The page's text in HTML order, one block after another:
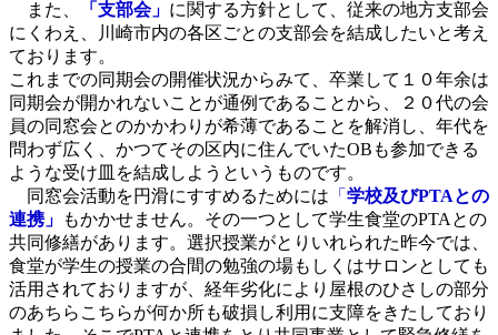
また、 「支部会」 に関する方針として、従来の地方支部会
にくわえ、川崎市内の各区ごとの支部会を結成したいと考え
ております。
これまでの同期会の開催状況からみて、卒業して１０年余は
同期会が開かれないことが通例であることから、２０代の会
員の同窓会とのかかわりが希薄であることを解消し、年代を
問わず広く、かつてその区内に住んでいたOBも参加できる
ような受け皿を結成しようというものです。
同窓会活動を円滑にすすめるためには 「 学校及びPTAとの
連携」
もかかせません。その一つとして学生食堂のPTAとの
共同修繕があります。選択授業がとりいれられた昨今では、
食堂が学生の授業の合間の勉強の場もしくはサロンとしても
活用されておりますが、経年劣化により屋根のひさしの部分
のあちらこちらが何か所も破損し利用に支障をきたしており